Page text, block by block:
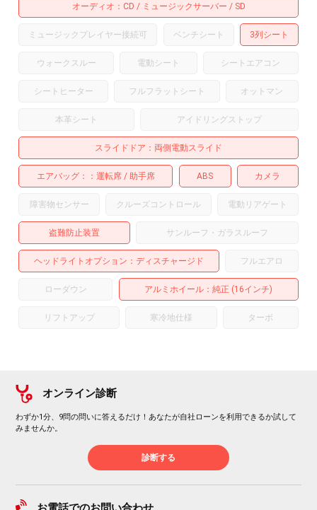
オーディオ CD ミュージックサーバー SD
ミュージックプレイヤー接続可 ベンチシート 3列シート
ウォークスルー 電動シート シートエアコン
シートヒーター フルフラットシート オットマン
本革シート アイドリングストップ
スライドドア 両側電動スライド
エアバッグ： 運転席 助手席 ABS カメラ
障害物センサー クルーズコントロール 電動リアゲート
盗難防止装置 サンルーフ・ガラスルーフ
ヘッドライトオプション ディスチャージド フルエアロ
ローダウン アルミホイール ：純正 (16インチ)
リフトアップ 寒冷地仕様 ターボ
オンライン診断
わずか1分、9問の問いに答えるだけ！あなたが自社ローンを利用できるか試して
みませんか。
診断する